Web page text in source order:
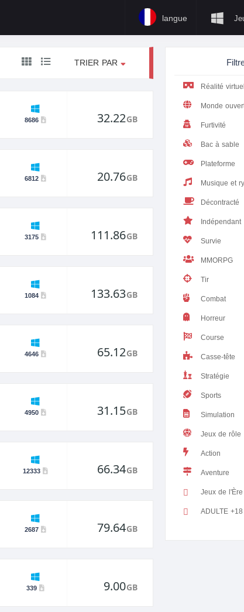
langue
TRIER PAR
8686 32.22GB
6812 20.76GB
3175 111.86GB
1084 133.63GB
4646 65.12GB
4950 31.15GB
12333 66.34GB
2687 79.64GB
339 9.00GB
Réalité
Monde
Furtivité
Bac à sable
Plateforme
Musique et
Décontracté
Indépendant
Survie
MMORPG
Tir
Combat
Horreur
Course
Casse-tête
Stratégie
Sports
Simulation
Jeux de rôle
Action
Aventure
Jeux de
ADULTE +18